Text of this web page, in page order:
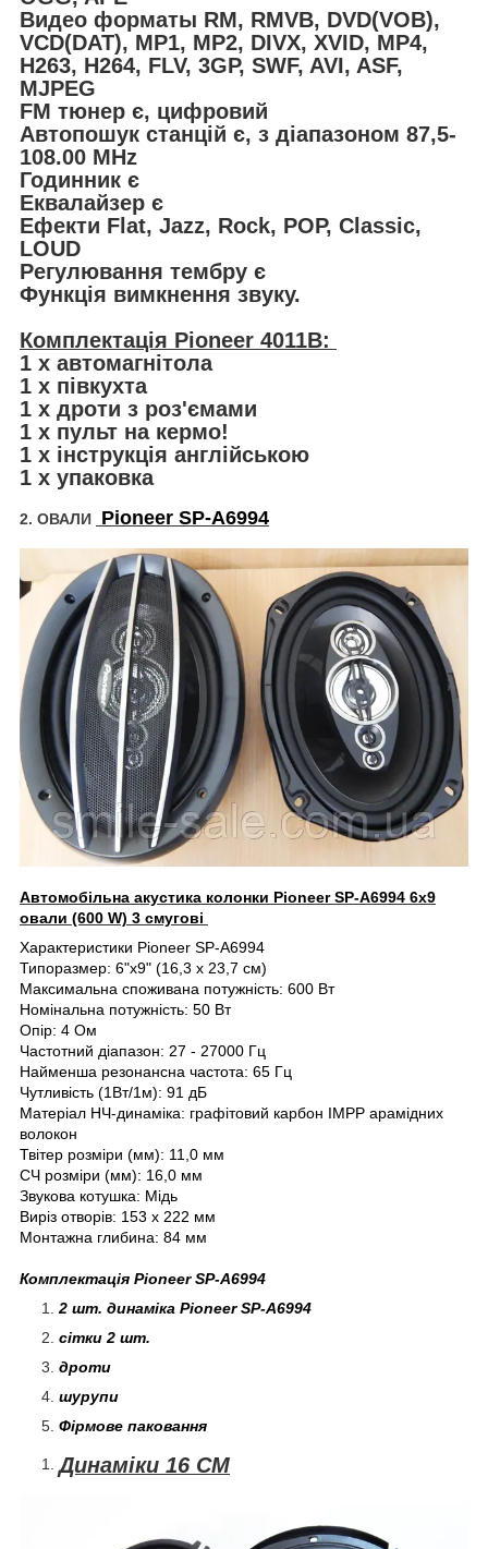
Видео форматы RM, RMVB, DVD(VOB),
VCD(DAT), MP1, MP2, DIVX, XVID, MP4,
H263, H264, FLV, 3GP, SWF, AVI, ASF,
MJPEG
FM тюнер є, цифровий
Автопошук станцій є, з діапазоном 87,5-
108.00 MHz
Годинник є
Еквалайзер є
Ефекти Flat, Jazz, Rock, POP, Classic,
LOUD
Регулювання тембру є
Функція вимкнення звуку.
Комплектація Pioneer 4011B:
1 х автомагнітола
1 х півкухта
1 х дроти з роз'ємами
1 х пульт на кермо!
1 х інструкція англійською
1 х упаковка
2. ОВАЛИ Pioneer SP-A6994
Автомобільна акустика колонки Pioneer SP-A6994 6x9
овали (600 W) 3 смугові
Характеристики Pioneer SP-A6994
Типоразмер: 6"x9" (16,3 х 23,7 см)
Максимальна споживана потужність: 600 Вт
Номінальна потужність: 50 Вт
Опір: 4 Ом
Частотний діапазон: 27 - 27000 Гц
Найменша резонансна частота: 65 Гц
Чутливість (1Вт/1м): 91 дБ
Матеріал НЧ-динаміка: графітовий карбон IMPP арамідних
волокон
Твітер розміри (мм): 11,0 мм
СЧ розміри (мм): 16,0 мм
Звукова котушка: Мідь
Виріз отворів: 153 х 222 мм
Монтажна глибина: 84 мм
Комплектація Pioneer SP-A6994
2 шт. динаміка Pioneer SP-A6994
сітки 2 шт.
дроти
шурупи
Фірмове паковання
Динаміки 16 СМ